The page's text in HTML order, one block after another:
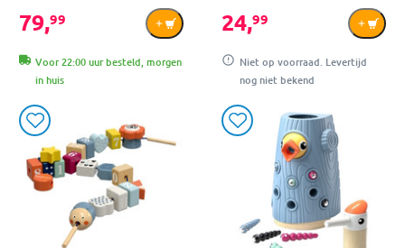
79,99
Voor 22:00 uur besteld, morgen
in huis
24,99
Niet op voorraad. Levertijd
nog niet bekend